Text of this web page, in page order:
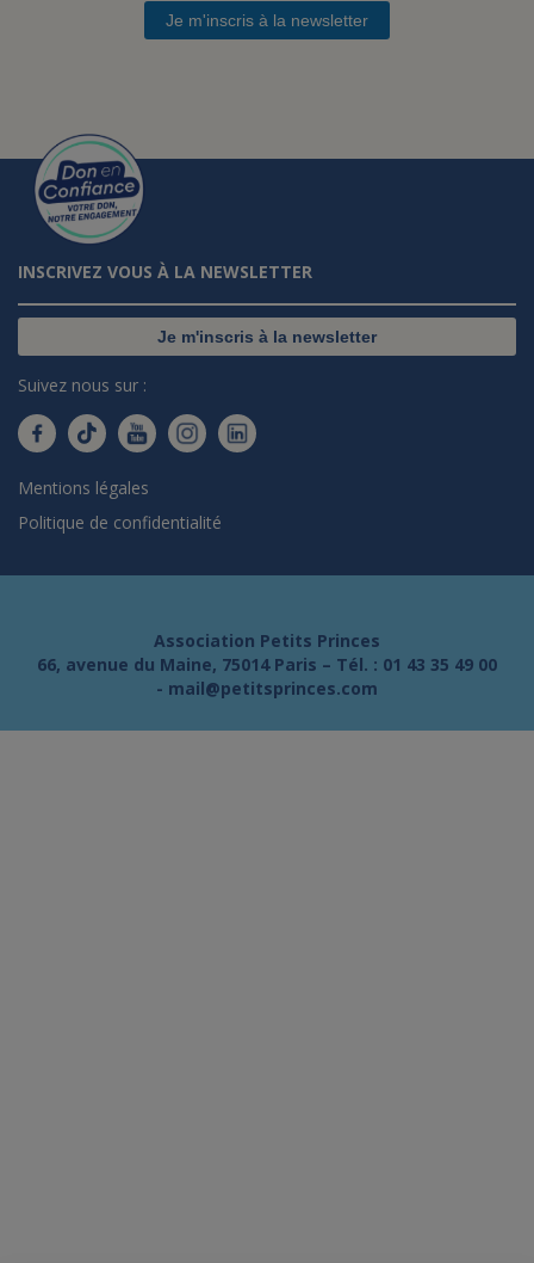
Je m'inscris à la newsletter
INSCRIVEZ VOUS À LA NEWSLETTER
Je m'inscris à la newsletter
Suivez nous sur :
Mentions légales
Politique de confidentialité
Association Petits Princes
66, avenue du Maine, 75014 Paris – Tél. : 01 43 35 49 00
- mail@petitsprinces.com